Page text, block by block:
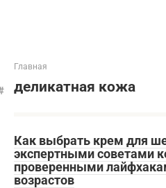
Главная
деликатная кожа
Как выбрать крем для
экспертными советами
проверенными
возрастов